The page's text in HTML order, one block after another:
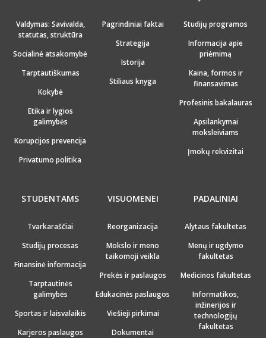
Valdymas: Savivalda,
statutas, struktūra
Socialinė atsakomybė
Tarptautiškumas
Kokybė
Etika ir lygios
galimybės
Korupcijos prevencija
Privatumo politika
Pagrindiniai faktai
Strategija
Istorija
Stiliaus knyga
Studijų programos
Informacija apie
priėmimą
Kaina, formos ir
finansavimas
Profesinis bakalauras
Apsilankymai
moksleiviams
Įmokų rekvizitai
STUDENTAMS
Tvarkaraščiai
Studijų procesas
Finansinė informacija
Tarptautinės
galimybės
Sportas ir laisvalaikis
Karjeros paslaugos
VISUOMENEI
Reorganizacija
Mokslo ir meno
taikomoji veikla
Prekės ir paslaugos
Edukacinės paslaugos
Viešieji pirkimai
Dokumentai
PADALINIAI
Alytaus fakultetas
Menų ir ugdymo
fakultetas
Medicinos fakultetas
Informatikos,
inžinerijos ir
technologijų
fakultetas